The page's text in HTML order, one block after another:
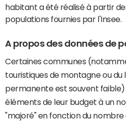
habitant a été réalisé à partir
populations fournies par l'Insee.
A propos des données de
Certaines communes
touristiques de montagne ou
permanente est souvent
éléments de leur budget à un
"majoré" en fonction du nombre